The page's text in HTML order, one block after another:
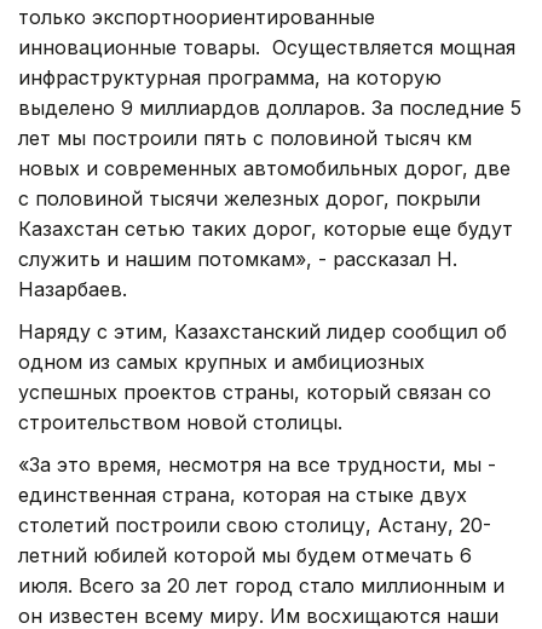
только экспортноориентированные
инновационные товары. Осуществляется мощная
инфраструктурная программа, на которую
выделено 9 миллиардов долларов. За последние 5
лет мы построили пять с половиной тысяч км
новых и современных автомобильных дорог, две
с половиной тысячи железных дорог, покрыли
Казахстан сетью таких дорог, которые еще будут
служить и нашим потомкам», - рассказал Н.
Назарбаев.
Наряду с этим, Казахстанский лидер сообщил об
одном из самых крупных и амбициозных
успешных проектов страны, который связан со
строительством новой столицы.
«За это время, несмотря на все трудности, мы -
единственная страна, которая на стыке двух
столетий построили свою столицу, Астану, 20-
летний юбилей которой мы будем отмечать 6
июля. Всего за 20 лет город стало миллионным и
он известен всему миру. Им восхищаются наши